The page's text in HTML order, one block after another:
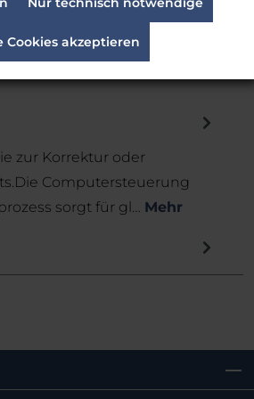
möglich. Jetztkontaktieren
zur Korrektur oder
Computersteuerung
sorgt für gl… Mehr
Cookies akzeptieren